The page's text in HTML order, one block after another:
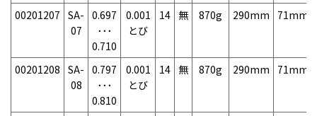
00201207 SA-
07
0.697
･･･
0.710
0.001
とび
14 無 870g 290mm 71mm
00201208 SA-
08
0.797
･･･
0.810
0.001
とび
14 無 870g 290mm 71mm